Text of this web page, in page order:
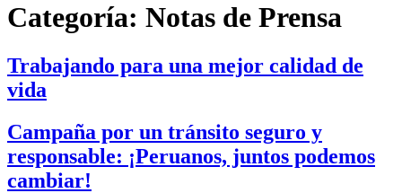
Categoría: Notas de Prensa
Trabajando para una mejor calidad de
vida
Campaña por un tránsito seguro y
responsable: ¡Peruanos, juntos podemos
cambiar!